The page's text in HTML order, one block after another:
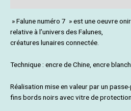
» Falune numéro 7 » est une oeuvre
relative à l’univers des Falunes,
créatures lunaires connectée.
Technique : encre de Chine, encre
Réalisation mise en valeur par un
fins bords noirs avec vitre de protection.